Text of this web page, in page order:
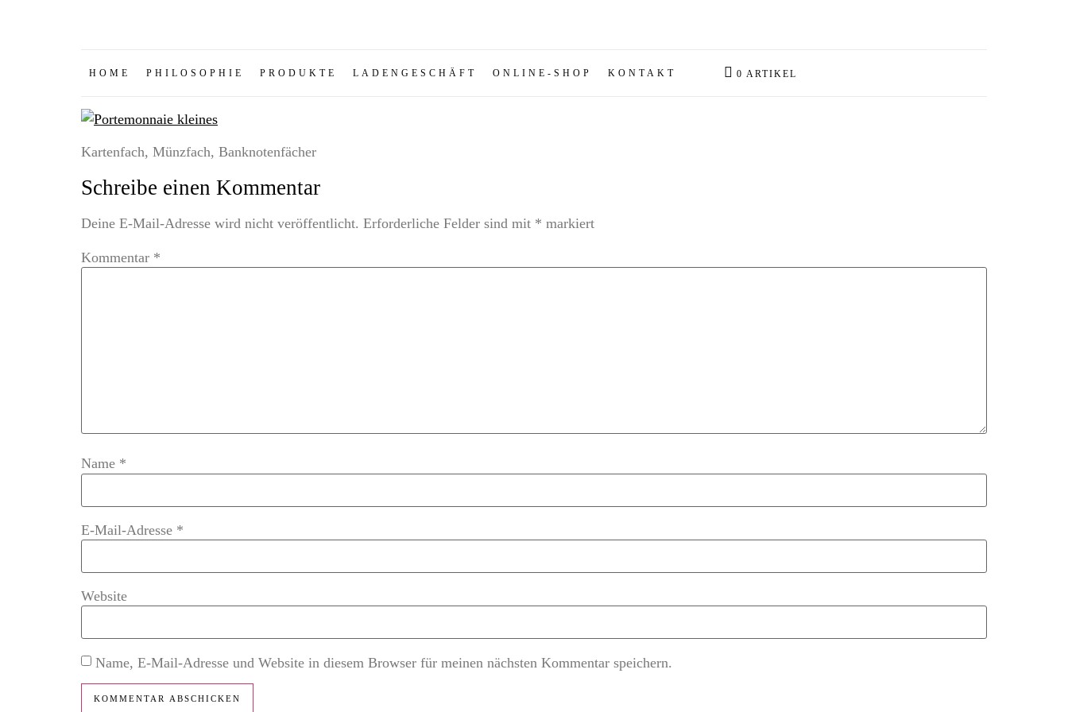
HOME PHILOSOPHIE PRODUKTE LADENGESCHÄFT ONLINE-SHOP KONTAKT 0 ARTIKEL
Kartenfach, Münzfach, Banknotenfächer
Schreibe einen Kommentar
Deine E-Mail-Adresse wird nicht veröffentlicht. Erforderliche Felder sind mit * markiert
Kommentar *
Name *
E-Mail-Adresse *
Website
Name, E-Mail-Adresse und Website in diesem Browser für meinen nächsten Kommentar speichern.